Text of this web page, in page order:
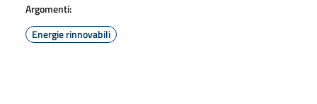
Argomenti:
Energie rinnovabili